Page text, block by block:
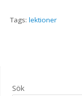
Tags:lektioner
Sök